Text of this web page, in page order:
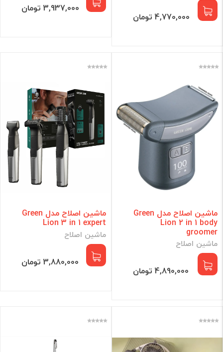
4,770,000 تومان
3,937,000 تومان
ماشین اصلاح مدل Green
Lion 2 in 1 body
groomer
ماشین اصلاح
4,890,000 تومان
ماشین اصلاح مدل Green
Lion 3 in 1 expert
ماشین اصلاح
3,880,000 تومان